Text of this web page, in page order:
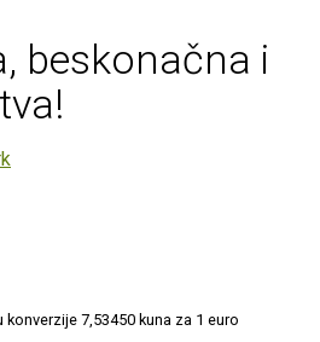
beskonačna i
7,53450 kuna za 1 euro